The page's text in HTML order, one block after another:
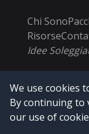
Chi Sono
Risorse
Idee
We use cookies
By continuing to
our use of